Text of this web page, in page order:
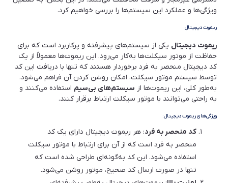
ویژگی‌ها و عملکرد این سیستم‌ها را بررسی خواهیم کرد.
ریموت دیجیتال
ریموت دیجیتال یکی از سیستم‌های پیشرفته و پرکاربرد است که برای
حفاظت از موتور سیکلت‌ها به‌کار می‌رود. این ریموت‌ها معمولاً از یک
کد دیجیتال منحصر به فرد برخوردار هستند که تنها با دریافت این کد
توسط سیستم موتور سیکلت، امکان روشن کردن آن فراهم می‌شود.
به‌طور کلی، این ریموت‌ها از سیستم‌های بی‌سیم استفاده می‌کنند و
به راحتی می‌توانند با موتور سیکلت ارتباط برقرار کنند.
ویژگی‌های ریموت دیجیتال:
کد منحصر به فرد: هر ریموت دیجیتال دارای یک کد
منحصر به فرد است که از آن برای ارتباط با موتور سیکلت
استفاده می‌شود. این کد به‌گونه‌ای طراحی شده است که
تنها در صورت ارسال کد صحیح، موتور روشن می‌شود.